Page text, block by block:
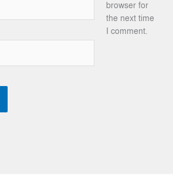
browser for
the next time
I comment.